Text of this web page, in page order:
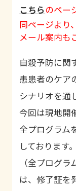
こちらのペー
同ページより
メール案内も
自殺予防に関
患患者のケア
シナリオを通
今回は現地開
全プログラム
しております。
（全プログ
は、修了証を